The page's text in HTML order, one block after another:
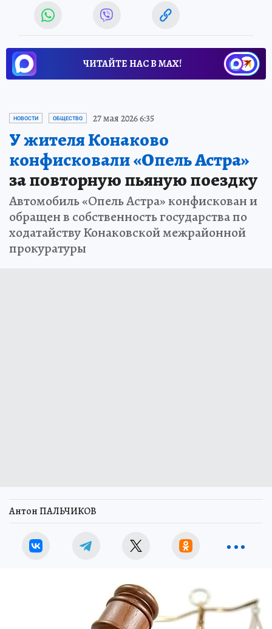
ЧИТАЙТЕ НАС В МАХ!
НОВОСТИ ОБЩЕСТВО 27 мая 2026 6:35
У жителя Конаково
конфисковали «Опель Астра»
за повторную пьяную поездку
Автомобиль «Опель Астра» конфискован и
обращен в собственность государства по
ходатайству Конаковской межрайонной
прокуратуры
Антон ПАЛЬЧИКОВ